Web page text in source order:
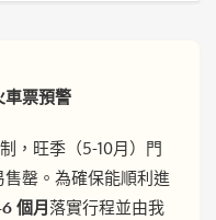
票預警
，旺季（5-10月）門
罄。為確保能順利進
個月落實行程並由我